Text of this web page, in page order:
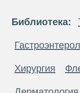
Библиотека:
Хирургия